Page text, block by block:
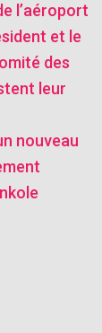
l’aéroport
et le
des
leur
nouveau